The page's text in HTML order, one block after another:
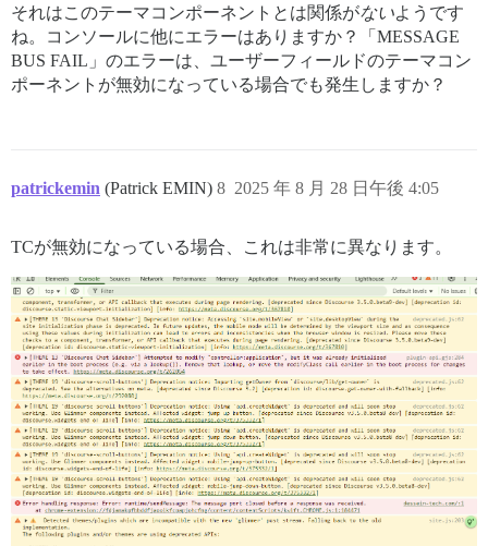
それはこのテーマコンポーネントとは関係がないようです
ね。コンソールに他にエラーはありますか？「MESSAGE
BUS FAIL」のエラーは、ユーザーフィールドのテーマコン
ポーネントが無効になっている場合でも発生しますか？
patrickemin (Patrick EMIN) 2025 年 8 月 28 日午後 4:05
8
TCが無効になっている場合、これは非常に異なります。